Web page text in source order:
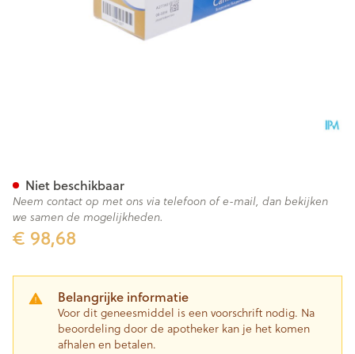
€ 98,68
Belangrijke informatie
Voor dit geneesmiddel is een voorschrift nodig. Na
beoordeling door de apotheker kan je het komen
afhalen en betalen.
Niet beschikbaar
Neem contact op met ons via telefoon of e-mail, dan bekijken
we samen de mogelijkheden.